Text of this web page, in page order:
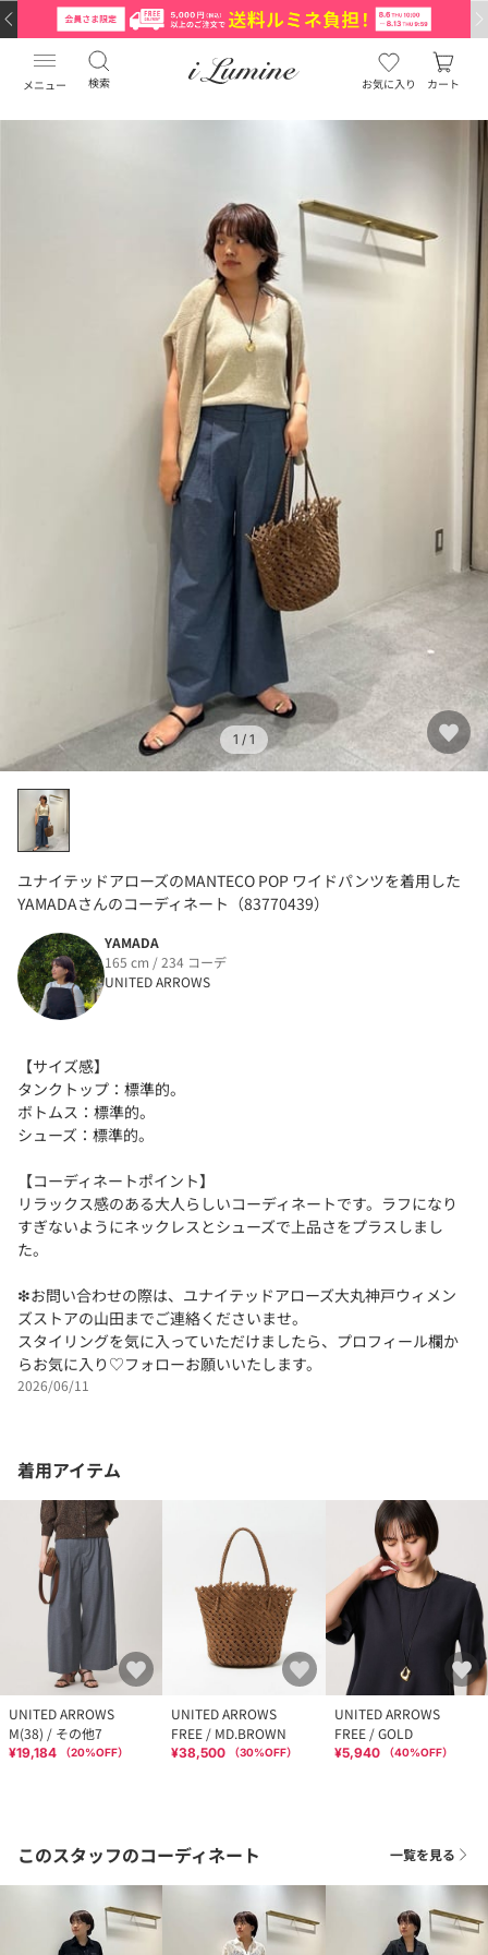
メニュー 検索 お気に入り カート
1 / 1
ユナイテッドアローズのMANTECO POP ワイドパンツを着用した
YAMADAさんのコーディネート（83770439）
YAMADA
165 cm / 234 コーデ
UNITED ARROWS
【サイズ感】
タンクトップ：標準的。
ボトムス：標準的。
シューズ：標準的。
【コーディネートポイント】
リラックス感のある大人らしいコーディネートです。ラフになり
すぎないようにネックレスとシューズで上品さをプラスしまし
た。
❇︎お問い合わせの際は、ユナイテッドアローズ大丸神戸ウィメン
ズストアの山田までご連絡くださいませ。
スタイリングを気に入っていただけましたら、プロフィール欄か
らお気に入り♡フォローお願いいたします。
2026/06/11
着用アイテム
UNITED ARROWS
M(38) / その他7
¥19,184 （20%OFF）
UNITED ARROWS
FREE / MD.BROWN
¥38,500 （30%OFF）
UNITED ARROWS
FREE / GOLD
¥5,940 （40%OFF）
このスタッフのコーディネート 一覧を見る